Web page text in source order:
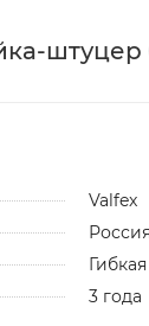
Valfex
Россия
3 года